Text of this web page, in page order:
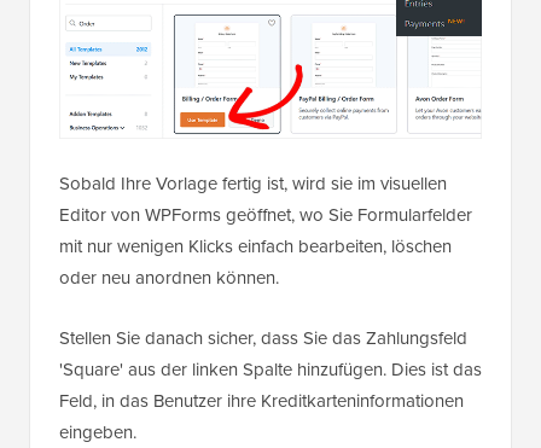
Sobald Ihre Vorlage fertig ist, wird sie im visuellen
Editor von WPForms geöffnet, wo Sie Formularfelder
mit nur wenigen Klicks einfach bearbeiten, löschen
oder neu anordnen können.
Stellen Sie danach sicher, dass Sie das Zahlungsfeld
'Square' aus der linken Spalte hinzufügen. Dies ist das
Feld, in das Benutzer ihre Kreditkarteninformationen
eingeben.